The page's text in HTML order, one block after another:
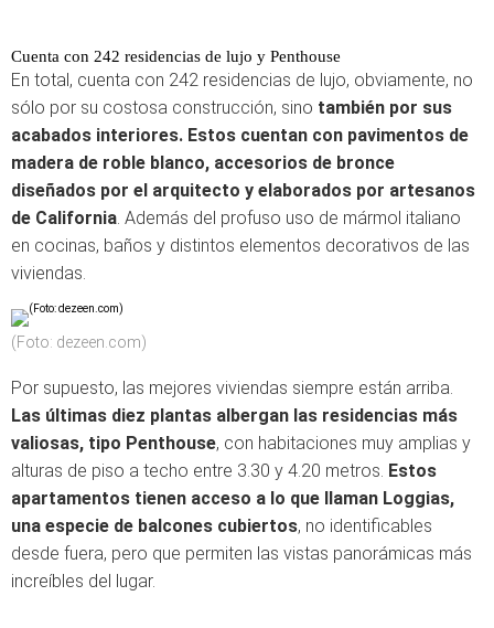
Cuenta con 242 residencias de lujo y Penthouse
En total, cuenta con 242 residencias de lujo, obviamente, no
sólo por su costosa construcción, sino también por sus
acabados interiores. Estos cuentan con pavimentos de
madera de roble blanco, accesorios de bronce
diseñados por el arquitecto y elaborados por artesanos
de California. Además del profuso uso de mármol italiano
en cocinas, baños y distintos elementos decorativos de las
viviendas.
(Foto: dezeen.com)
Por supuesto, las mejores viviendas siempre están arriba.
Las últimas diez plantas albergan las residencias más
valiosas, tipo Penthouse, con habitaciones muy amplias y
alturas de piso a techo entre 3.30 y 4.20 metros. Estos
apartamentos tienen acceso a lo que llaman Loggias,
una especie de balcones cubiertos, no identificables
desde fuera, pero que permiten las vistas panorámicas más
increíbles del lugar.